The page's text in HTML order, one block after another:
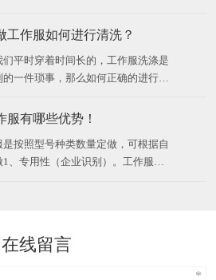
是员工归属感的一个方面。应当优先
、透气，穿着特别的舒适。并且外
上不仅舒适
工作服如何进行清洗？
们平时穿着时间长的，工作服洗涤是
一件琐事，那么如何正确的进行东
渍过重，可用烯料和松节油擦，待
醋渍：先用氨水擦洗，然后用少量
用清水洗
服有哪些优势！
按照型号种类数量定做，可根据自
、专用性（企业识别）。工作服必
作服企业
在线留言